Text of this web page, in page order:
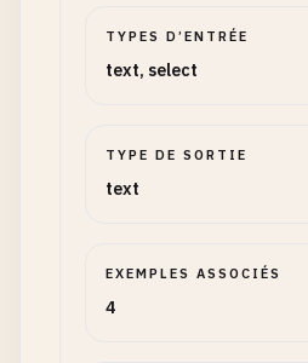
TYPES D’ENTRÉE
text, select
TYPE DE SORTIE
text
EXEMPLES ASSOCIÉS
4